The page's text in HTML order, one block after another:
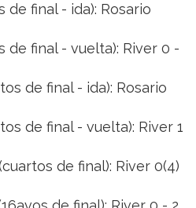
de final - ida): Rosario
de final - vuelta): River 0 -
de final - ida): Rosario
de final - vuelta): River 1
de final): River 0(4)